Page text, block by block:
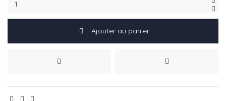
Ajouter au panier